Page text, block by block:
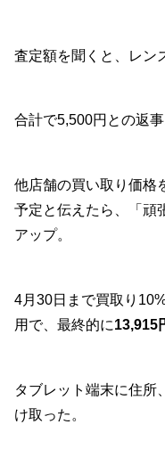
査定額を聞くと、レン
合計で5,500円との返事
他店舗の買い取り価格
予定と伝えたら、「頑
アップ。
4月30日まで買取り
用で、最終的に13,915
タブレット端末に住所
け取った。